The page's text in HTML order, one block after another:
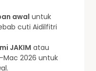
awal untuk
cuti Aidilfitri
JAKIM atau
2026 untuk